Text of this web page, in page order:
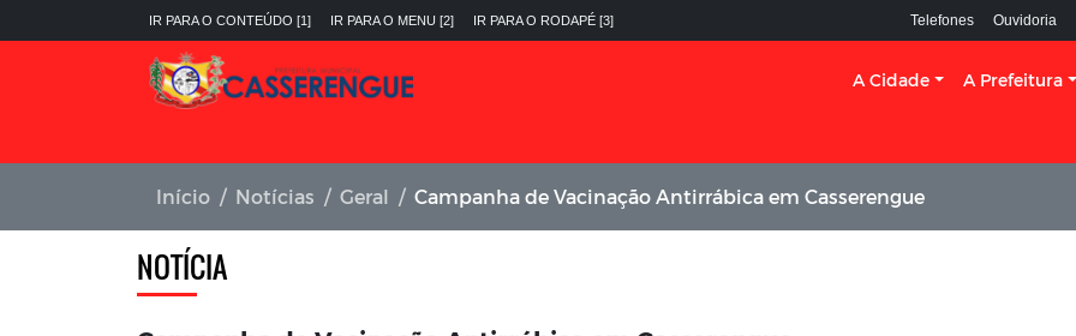
IR PARA O CONTEÚDO [1] IR PARA O MENU [2] IR PARA O RODAPÉ [3] Telefones Ouvidoria
A Cidade A Prefeitura
Início Notícias Geral Campanha de Vacinação Antirrábica em Casserengue
NOTÍCIA